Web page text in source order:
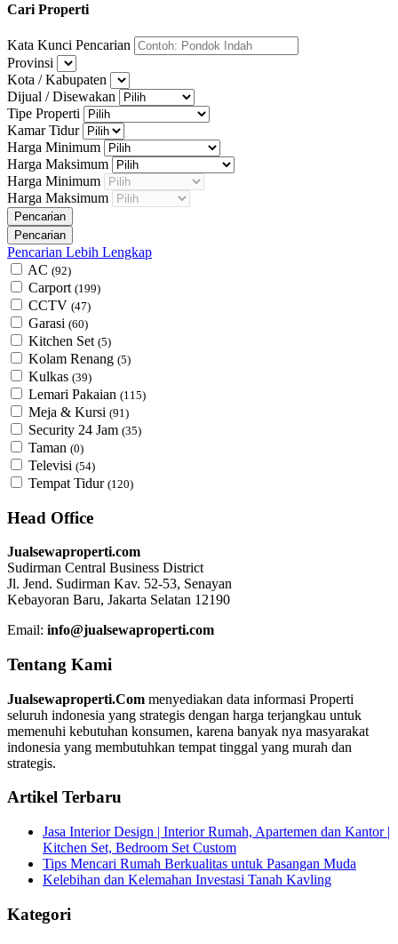
Cari Properti
Kata Kunci Pencarian
Provinsi
Kota / Kabupaten
Dijual / Disewakan
Tipe Properti
Kamar Tidur
Harga Minimum
Harga Maksimum
Harga Minimum
Harga Maksimum
Pencarian Lebih Lengkap
AC (92)
Carport (199)
CCTV (47)
Garasi (60)
Kitchen Set (5)
Kolam Renang (5)
Kulkas (39)
Lemari Pakaian (115)
Meja & Kursi (91)
Security 24 Jam (35)
Taman (0)
Televisi (54)
Tempat Tidur (120)
Head Office
Jualsewaproperti.com
Sudirman Central Business District
Jl. Jend. Sudirman Kav. 52-53, Senayan
Kebayoran Baru, Jakarta Selatan 12190
Email: info@jualsewaproperti.com
Tentang Kami
Jualsewaproperti.Com menyediakan data informasi Properti
seluruh indonesia yang strategis dengan harga terjangkau untuk
memenuhi kebutuhan konsumen, karena banyak nya masyarakat
indonesia yang membutuhkan tempat tinggal yang murah dan
strategis.
Artikel Terbaru
Jasa Interior Design | Interior Rumah, Apartemen dan Kantor |
Kitchen Set, Bedroom Set Custom
Tips Mencari Rumah Berkualitas untuk Pasangan Muda
Kelebihan dan Kelemahan Investasi Tanah Kavling
Kategori